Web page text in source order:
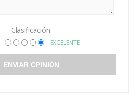
Clasificación:
EXCELENTE
ENVIAR OPINIÓN